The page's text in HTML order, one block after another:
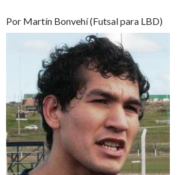
Por Martín Bonvehí (Futsal para LBD)